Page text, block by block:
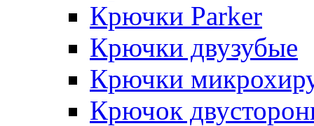
Крючки Parker
Крючки двузубые
Крючки
Крючок